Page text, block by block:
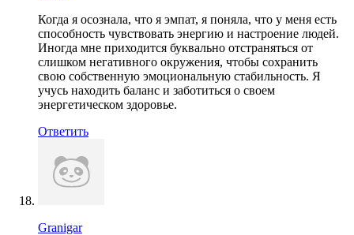
Когда я осознала, что я эмпат, я поняла, что у меня есть
способность чувствовать энергию и настроение людей.
Иногда мне приходится буквально отстраняться от
слишком негативного окружения, чтобы сохранить
свою собственную эмоциональную стабильность. Я
учусь находить баланс и заботиться о своем
энергетическом здоровье.
Ответить
Granigar